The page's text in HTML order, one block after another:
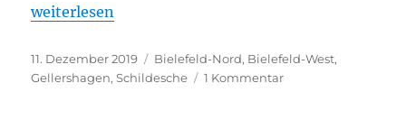
„Schlosshofbach“
weiterlesen
Veröffentlicht
am
11. Dezember 2019 Kategorien
Bielefeld-Nord, Bielefeld-West,
Gellershagen,Schildesche 1 Kommentarzu